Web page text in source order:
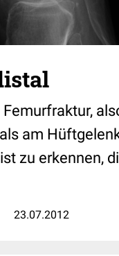
am
zu erkennen,
23.07.2012